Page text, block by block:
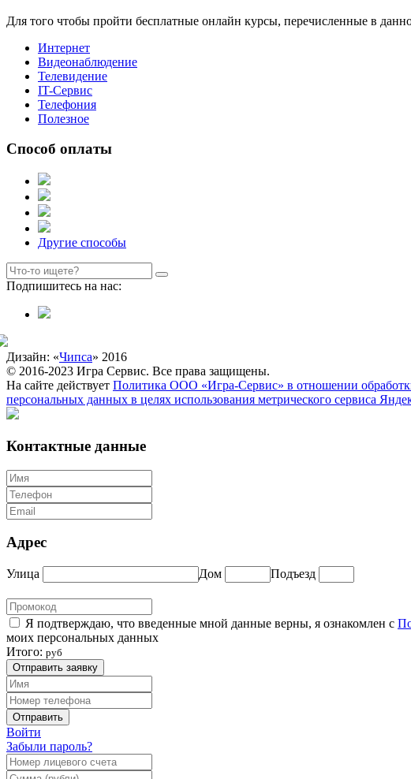
Для того чтобы пройти бесплатные онлайн курсы, перечисленные в
Интернет
Видеонаблюдение
Телевидение
IT-Сервис
Телефония
Полезное
Способ оплаты
Другие способы
Подпишитесь на нас:
Дизайн: «Чипса» 2016
© 2016-2023 Игра Сервис. Все права защищены.
На сайте действует Политика ООО «Игра-Сервис» в отношении
персональных данных в целях использования метрического сервиса
Контактные данные
Адрес
Улица Дом Подъезд
Я подтверждаю, что введенные мной данные верны, я ознакомлен с
моих персональных данных
Итого: руб
Отправить заявку
Отправить
Войти
Забыли пароль?